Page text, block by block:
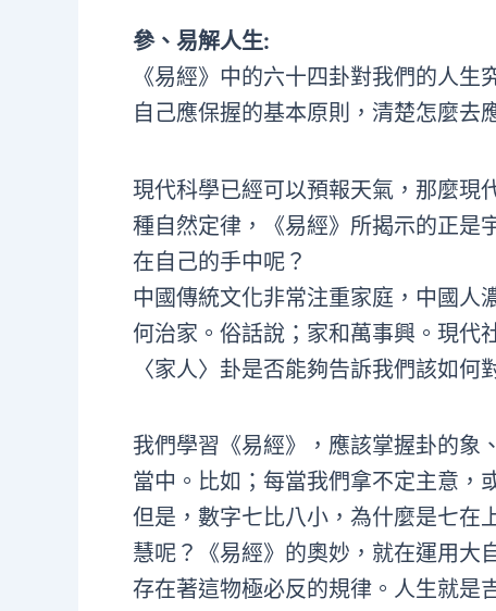
參、易解人生:
《易經》中的六十四卦對我們的人
自己應保握的基本原則，清楚怎麼去
現代科學已經可以預報天氣，那麼現
種自然定律，《易經》所揭示的正是
在自己的手中呢？
中國傳統文化非常注重家庭，中國人
何治家。俗話說；家和萬事興。現代
〈家人〉卦是否能夠告訴我們該如
我們學習《易經》，應該掌握卦的象
當中。比如；每當我們拿不定主意，
但是，數字七比八小，為什麼是七在
慧呢？《易經》的奧妙，就在運用大
存在著這物極必反的規律。人生就是